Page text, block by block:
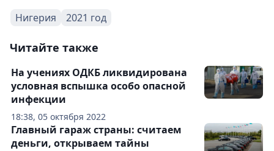
Нигерия 2021 год
Читайте также
18:38, 05 октября 2022
На учениях ОДКБ ликвидирована
условная вспышка особо опасной
инфекции
Главный гараж страны: считаем
деньги, открываем тайны